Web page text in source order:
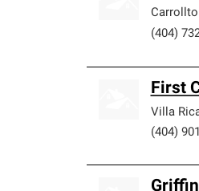
(404)
First
Villa
(404)